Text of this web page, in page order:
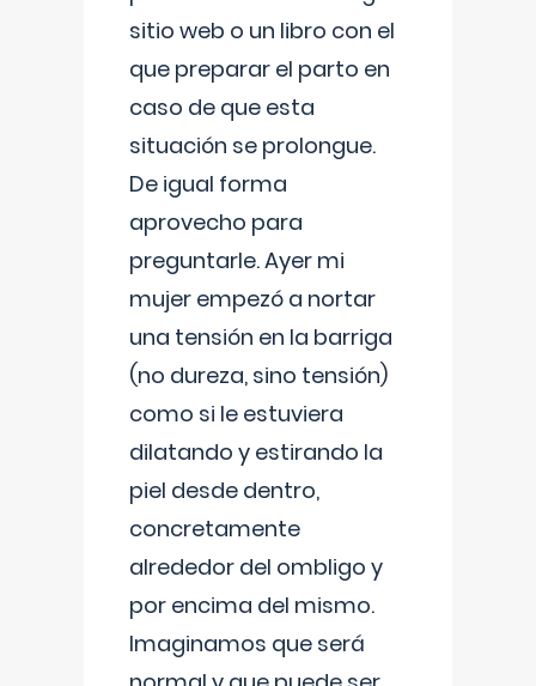
sitio web o un libro con el
que preparar el parto en
caso de que esta
situación se prolongue.
De igual forma
aprovecho para
preguntarle. Ayer mi
mujer empezó a nortar
una tensión en la barriga
(no dureza, sino tensión)
como si le estuviera
dilatando y estirando la
piel desde dentro,
concretamente
alrededor del ombligo y
por encima del mismo.
Imaginamos que será